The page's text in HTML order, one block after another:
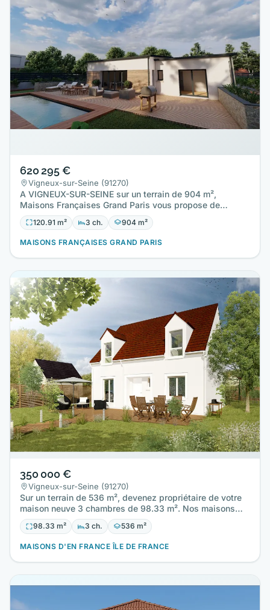
620 295 €
Vigneux-sur-Seine (91270)
A VIGNEUX-SUR-SEINE sur un terrain de 904 m²,
Maisons Françaises Grand Paris vous propose de
réaliser cette maison…
120.91 m² 3 ch. 904 m²
MAISONS FRANÇAISES GRAND PARIS
350 000 €
Vigneux-sur-Seine (91270)
Sur un terrain de 536 m², devenez propriétaire de votre
maison neuve 3 chambres de 98.33 m². Nos maisons
sont toutes…
98.33 m² 3 ch. 536 m²
MAISONS D'EN FRANCE ÎLE DE FRANCE